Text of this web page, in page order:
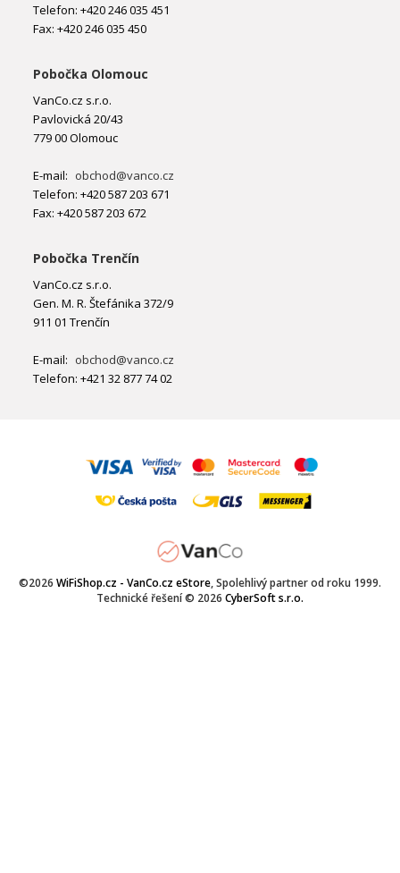
Telefon: +420 246 035 451
Fax: +420 246 035 450
Pobočka Olomouc
VanCo.cz s.r.o.
Pavlovická 20/43
779 00 Olomouc
E-mail: obchod@vanco.cz
Telefon: +420 587 203 671
Fax: +420 587 203 672
Pobočka Trenčín
VanCo.cz s.r.o.
Gen. M. R. Štefánika 372/9
911 01 Trenčín
E-mail: obchod@vanco.cz
Telefon: +421 32 877 74 02
©2026 WiFiShop.cz - VanCo.cz eStore, Spolehlivý partner od roku 1999.
Technické řešení © 2026 CyberSoft s.r.o.